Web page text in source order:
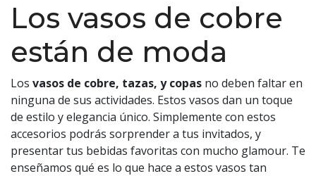
Los vasos de cobre
están de moda
Los vasos de cobre, tazas, y copas no deben faltar en
ninguna de sus actividades. Estos vasos dan un toque
de estilo y elegancia único. Simplemente con estos
accesorios podrás sorprender a tus invitados, y
presentar tus bebidas favoritas con mucho glamour. Te
enseñamos qué es lo que hace a estos vasos tan